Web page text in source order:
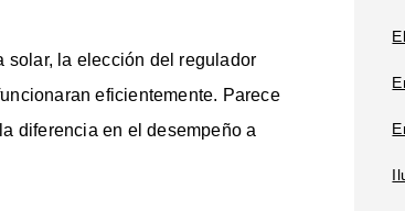
solar, la elección del regulador
eficientemente. Parece
diferencia en el desempeño a